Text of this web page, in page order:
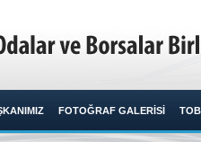
FOTOĞRAF GALERİSİ